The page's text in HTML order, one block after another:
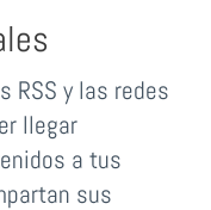
RSS y las redes
llegar
a tus
sus